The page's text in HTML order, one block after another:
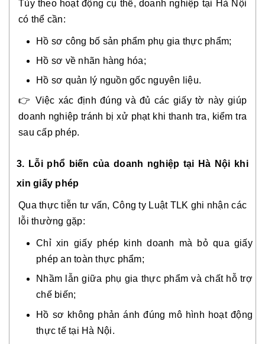
Tùy theo hoạt động cụ thể, doanh nghiệp tại Hà Nội
có thể cần:
Hồ sơ công bố sản phẩm phụ gia thực phẩm;
Hồ sơ về nhãn hàng hóa;
Hồ sơ quản lý nguồn gốc nguyên liệu.
👉 Việc xác định đúng và đủ các giấy tờ này giúp
doanh nghiệp tránh bị xử phạt khi thanh tra, kiểm tra
sau cấp phép.
3. Lỗi phổ biến của doanh nghiệp tại Hà Nội khi
xin giấy phép
Qua thực tiễn tư vấn, Công ty Luật TLK ghi nhận các
lỗi thường gặp:
Chỉ xin giấy phép kinh doanh mà bỏ qua giấy
phép an toàn thực phẩm;
Nhầm lẫn giữa phụ gia thực phẩm và chất hỗ trợ
chế biến;
Hồ sơ không phản ánh đúng mô hình hoạt động
thực tế tại Hà Nội.